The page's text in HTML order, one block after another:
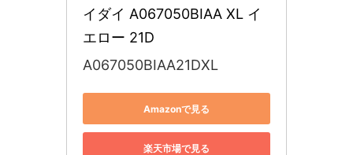
イダイ A067050BIAA XL イ
エロー 21D
A067050BIAA21DXL
Amazonで見る
楽天市場で見る